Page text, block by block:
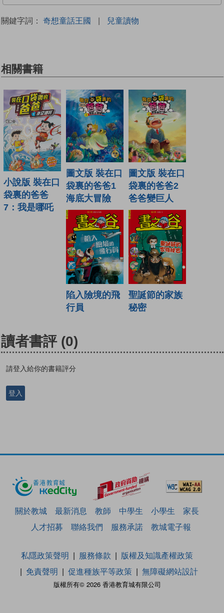
關鍵字詞： 奇想童話王國 | 兒童讀物
相關書籍
小說版 裝在口
袋裏的爸爸
7：我是哪吒
圖文版 裝在口
袋裏的爸爸1
海底大冒險
圖文版 裝在口
袋裏的爸爸2
爸爸變巨人
陷入險境的飛
行員
聖誕節的家族
秘密
讀者書評 (0)
請登入給你的書籍評分
登入
關於教城 最新消息 教師 中學生 小學生
家長
人才招募
聯絡我們 服務承諾 教城電子報
版權所有© 2026 香港教育城有限公司
私隱政策聲明 服務條款
版權及知識產權政策
免責聲明
促進種族平等政策 無障礙網站設計